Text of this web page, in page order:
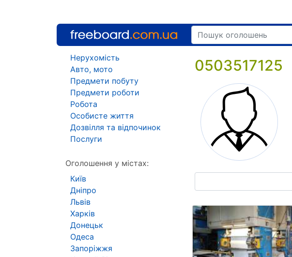
0503517125
Нерухомість
Авто, мото
Предмети побуту
Предмети роботи
Робота
Особисте життя
Дозвілля та відпочинок
Послуги
Оголошення у містах:
Київ
Дніпро
Львів
Харків
Донецьк
Одеса
Запоріжжя